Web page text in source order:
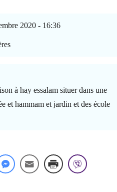
2020 - 16:36
à hay essalam situer dans une
et hammam et jardin et des école